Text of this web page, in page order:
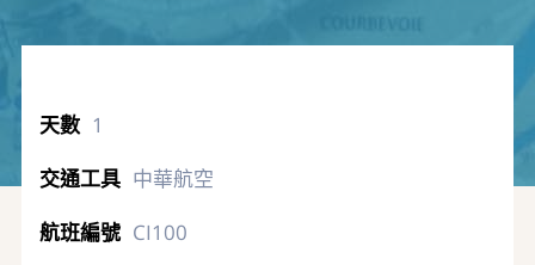
1
中華航空
CI100